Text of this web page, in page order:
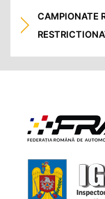
CAMPIONATE